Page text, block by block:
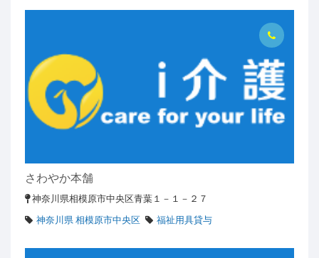
さわやか本舗
神奈川県相模原市中央区青葉１－１－２７
神奈川県 相模原市中央区
福祉用具貸与